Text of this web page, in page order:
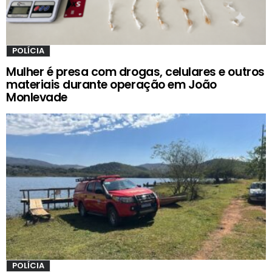
POLÍCIA
Mulher é presa com drogas, celulares e outros
materiais durante operação em João
Monlevade
POLÍCIA